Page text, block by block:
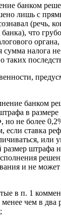
банком
лишь с
(речь,
что
сумма налога
таких
банком
в размере
не более
если ставка
или
штрафа
и не
в п. 1
чем в два